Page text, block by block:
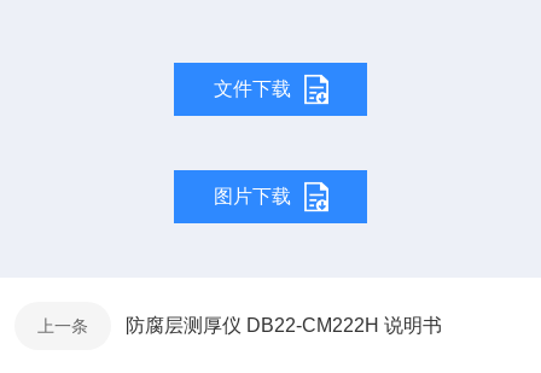
文件下载
图片下载
上一条 防腐层测厚仪 DB22-CM222H 说明书